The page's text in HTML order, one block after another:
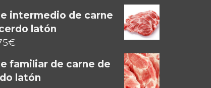
intermedio de carne
latón
€
familiar de carne de
latón